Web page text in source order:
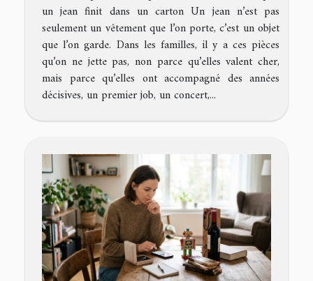
un jean finit dans un carton Un jean n’est pas
seulement un vêtement que l’on porte, c’est un objet
que l’on garde. Dans les familles, il y a ces pièces
qu’on ne jette pas, non parce qu’elles valent cher,
mais parce qu’elles ont accompagné des années
décisives, un premier job, un concert,...